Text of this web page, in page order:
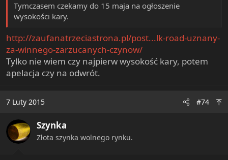
Tymczasem czekamy do 15 maja na ogłoszenie
wysokości kary.
http://zaufanatrzeciastrona.pl/post...lk-road-uznany-
za-winnego-zarzucanych-czynow/
Tylko nie wiem czy najpierw wysokość kary, potem
apelacja czy na odwrót.
7 Luty 2015 #74
Szynka
Złota szynka wolnego rynku.